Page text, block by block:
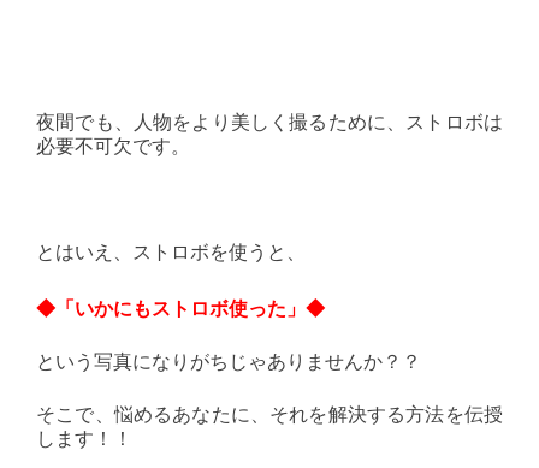
夜間でも、人物をより美しく撮るために、ストロボは
必要不可欠です。
とはいえ、ストロボを使うと、
◆「いかにもストロボ使った」◆
という写真になりがちじゃありませんか？？
そこで、悩めるあなたに、それを解決する方法を伝授
します！！